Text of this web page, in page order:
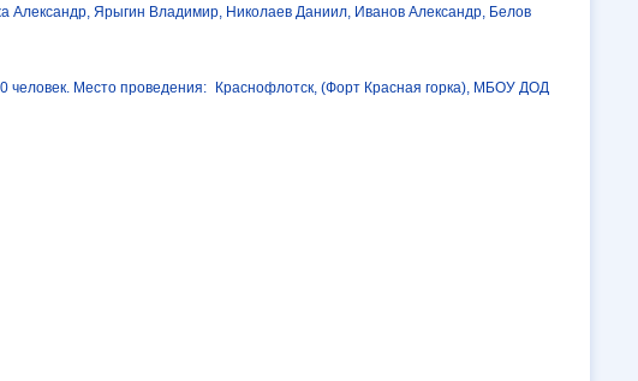
Александр, Ярыгин Владимир, Николаев Даниил, Иванов Александр, Белов
человек. Место проведения:
Краснофлотск, (Форт Красная горка), МБОУ ДОД